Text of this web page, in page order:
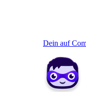
Dein auf